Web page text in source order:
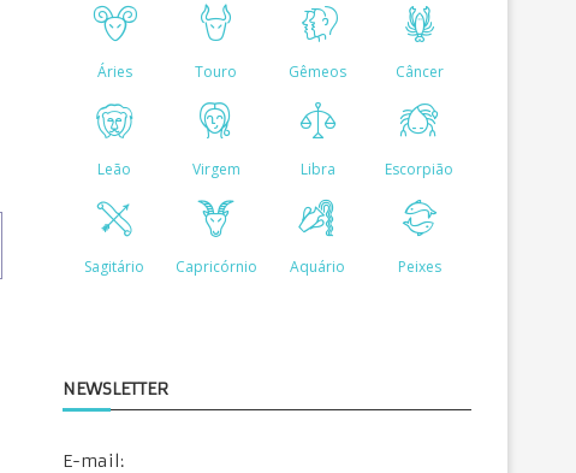
NEWSLETTER
E-mail: